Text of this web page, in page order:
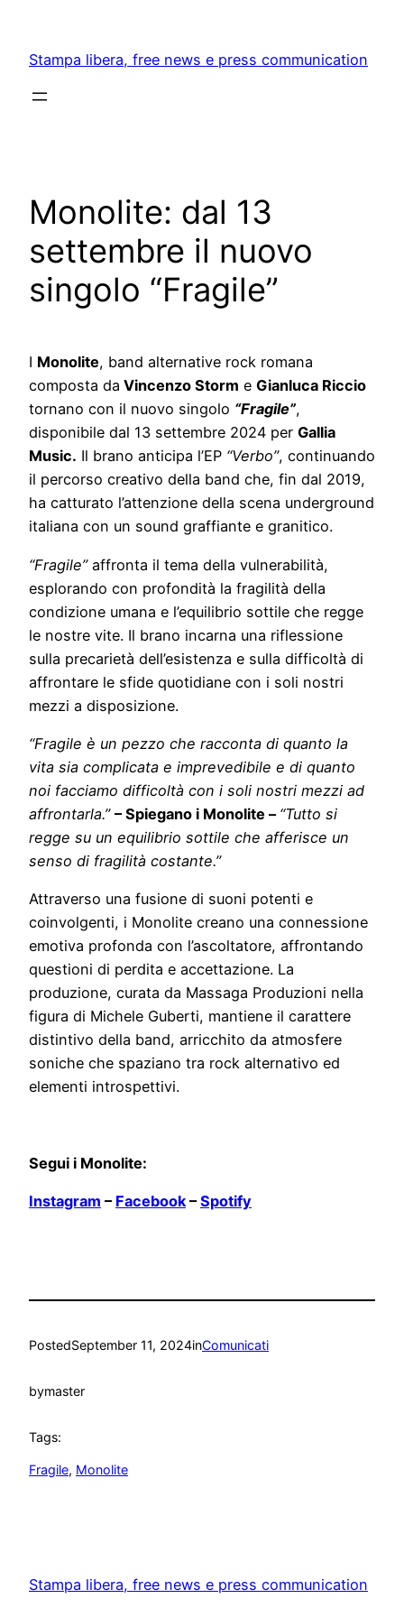
content
Stampa libera, free news e press communication
Monolite: dal 13
settembre il nuovo
singolo “Fragile”
I Monolite, band alternative rock romana
composta da Vincenzo Storm e Gianluca Riccio
tornano con il nuovo singolo “Fragile”,
disponibile dal 13 settembre 2024 per Gallia
Music. Il brano anticipa l’EP “Verbo”, continuando
il percorso creativo della band che, fin dal 2019,
ha catturato l’attenzione della scena underground
italiana con un sound graffiante e granitico.
“Fragile”affronta il tema della vulnerabilità,
esplorando con profondità la fragilità della
condizione umana e l’equilibrio sottile che regge
le nostre vite. Il brano incarna una riflessione
sulla precarietà dell’esistenza e sulla difficoltà di
affrontare le sfide quotidiane con i soli nostri
mezzi a disposizione.
“Fragile è un pezzo che racconta di quanto la
vita sia complicata e imprevedibile e di quanto
noi facciamo difficoltà con i soli nostri mezzi ad
affrontarla.” – Spiegano i Monolite – “Tutto si
regge su un equilibrio sottile che afferisce un
senso di fragilità costante.”
Attraverso una fusione di suoni potenti e
coinvolgenti, i Monolite creano una connessione
emotiva profonda con l’ascoltatore, affrontando
questioni di perdita e accettazione. La
produzione, curata da Massaga Produzioni nella
figura di Michele Guberti, mantiene il carattere
distintivo della band, arricchito da atmosfere
soniche che spaziano tra rock alternativo ed
elementi introspettivi.
Segui i Monolite:
Instagram – Facebook –Spotify
PostedSeptember 11, 2024inComunicati
bymaster
Tags:
Fragile, Monolite
Stampa libera, free news e press communication